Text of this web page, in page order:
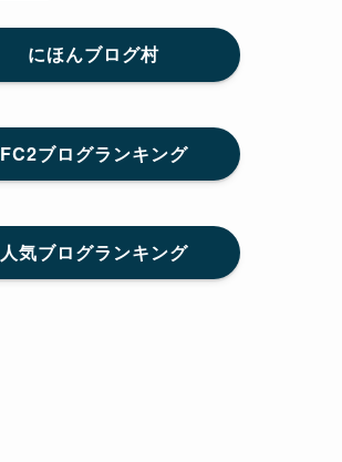
にほんブログ村
FC2ブログランキング
人気ブログランキング